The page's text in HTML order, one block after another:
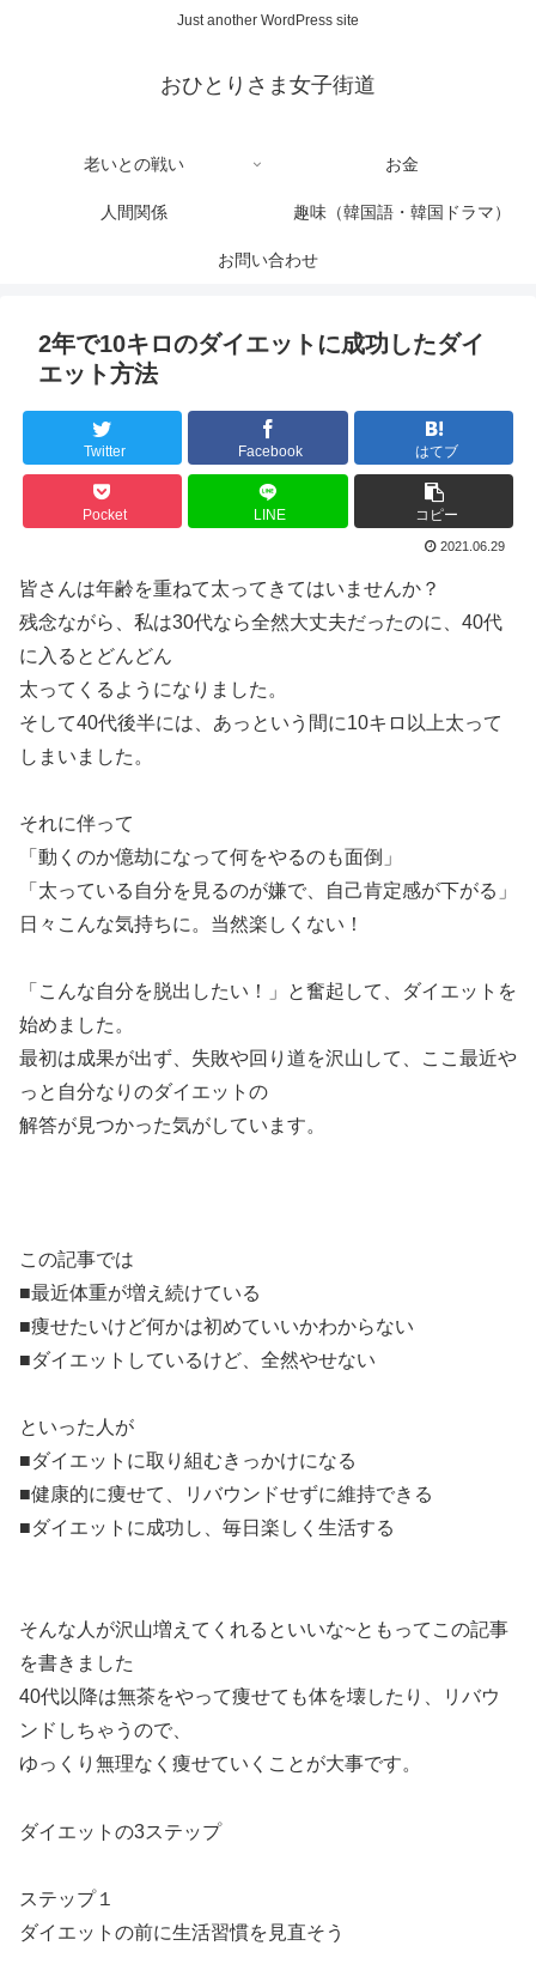
Just another WordPress site
おひとりさま女子街道
老いとの戦い お金
人間関係 趣味（韓国語・韓国ドラマ）
お問い合わせ
2年で10キロのダイエットに成功したダイ
エット方法
Twitter Facebook はてブ
Pocket LINE コピー
2021.06.29
皆さんは年齢を重ねて太ってきてはいませんか？
残念ながら、私は30代なら全然大丈夫だったのに、40代
に入るとどんどん
太ってくるようになりました。
そして40代後半には、あっという間に10キロ以上太って
しまいました。
それに伴って
「動くのか億劫になって何をやるのも面倒」
「太っている自分を見るのが嫌で、自己肯定感が下がる」
日々こんな気持ちに。当然楽しくない！
「こんな自分を脱出したい！」と奮起して、ダイエットを
始めました。
最初は成果が出ず、失敗や回り道を沢山して、ここ最近や
っと自分なりのダイエットの
解答が見つかった気がしています。
この記事では
■最近体重が増え続けている
■痩せたいけど何かは初めていいかわからない
■ダイエットしているけど、全然やせない
といった人が
■ダイエットに取り組むきっかけになる
■健康的に痩せて、リバウンドせずに維持できる
■ダイエットに成功し、毎日楽しく生活する
そんな人が沢山増えてくれるといいな~ともってこの記事
を書きました
40代以降は無茶をやって痩せても体を壊したり、リバウ
ンドしちゃうので、
ゆっくり無理なく痩せていくことが大事です。
ダイエットの3ステップ
ステップ１
ダイエットの前に生活習慣を見直そう